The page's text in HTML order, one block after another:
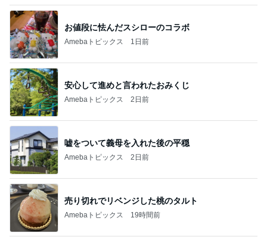
お値段に怯んだスシローのコラボ
Amebaトピックス 1日前
安心して進めと言われたおみくじ
Amebaトピックス 2日前
嘘をついて義母を入れた後の平穏
Amebaトピックス 2日前
売り切れでリベンジした桃のタルト
Amebaトピックス 19時間前